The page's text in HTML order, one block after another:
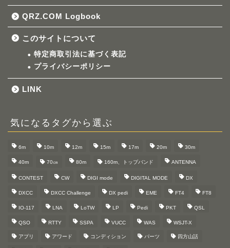
QRZ.COM Logbook
このサイトについて
特定商取引法に基づく表記
プライバシーポリシー
LINK
気になるタグから選ぶ
6m 10m 12m 15m 17m 20m 30m
40m 70㎝ 80m 160m、トップバンド ANTENNA
CONTEST CW DIGI mode DIGITAL MODE DX
DXCC DXCC Challenge DX pedi EME FT4 FT8
IO-117 LNA LoTW LP Pedi PKT QSL
QSO RTTY SSPA VUCC WAS WSJT-X
アプリ アワード コンディション パーツ 四方山話